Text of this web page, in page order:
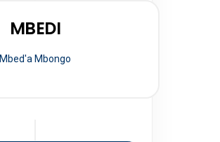
MBEDI
Mbed'a Mbongo